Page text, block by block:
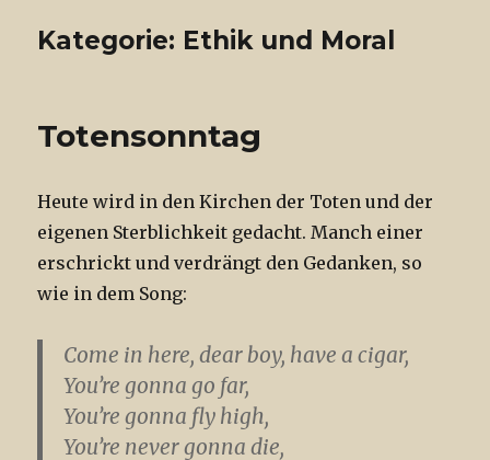
Kategorie: Ethik und Moral
Totensonntag
Heute wird in den Kirchen der Toten und der
eigenen Sterblichkeit gedacht. Manch einer
erschrickt und verdrängt den Gedanken, so
wie in dem Song:
Come in here, dear boy, have a cigar,
You’re gonna go far,
You’re gonna fly high,
You’re never gonna die,